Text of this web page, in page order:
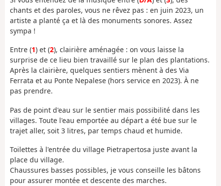
chants et des paroles, vous ne rêvez pas : en juin 2023, un
artiste a planté ça et là des monuments sonores. Assez
sympa !
Entre (1) et (2), clairière aménagée : on vous laisse la
surprise de ce lieu bien travaillé sur le plan des plantations.
Après la clairière, quelques sentiers mènent à des Via
Ferrata et au Ponte Nepalese (hors service en 2023). À ne
pas prendre.
Pas de point d'eau sur le sentier mais possibilité dans les
villages. Toute l'eau emportée au départ a été bue sur le
trajet aller, soit 3 litres, par temps chaud et humide.
Toilettes à l'entrée du village Pietrapertosa juste avant la
place du village.
Chaussures basses possibles, je vous conseille les bâtons
pour assurer montée et descente des marches.